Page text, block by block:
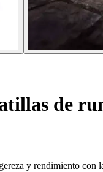
de
y rendimiento con